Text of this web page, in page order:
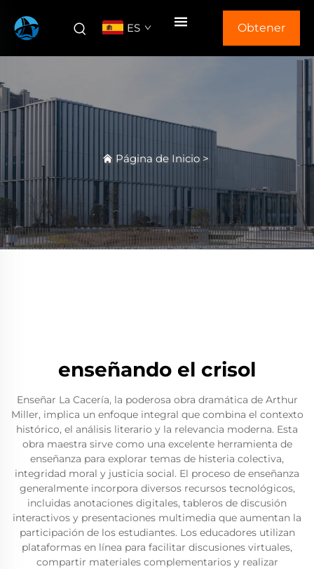
ES Obtener
Página de Inicio >
enseñando el crisol
Enseñar La Cacería, la poderosa obra dramática de Arthur
Miller, implica un enfoque integral que combina el contexto
histórico, el análisis literario y la relevancia moderna. Esta
obra maestra sirve como una excelente herramienta de
enseñanza para explorar temas de histeria colectiva,
integridad moral y justicia social. El proceso de enseñanza
generalmente incorpora diversos recursos tecnológicos,
incluidas anotaciones digitales, tableros de discusión
interactivos y presentaciones multimedia que aumentan la
participación de los estudiantes. Los educadores utilizan
plataformas en línea para facilitar discusiones virtuales,
compartir materiales complementarios y realizar